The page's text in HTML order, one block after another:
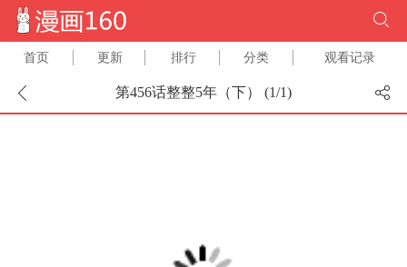
首页 更新 排行 分类 观看记录
第456话整整5年（下） (1/1)